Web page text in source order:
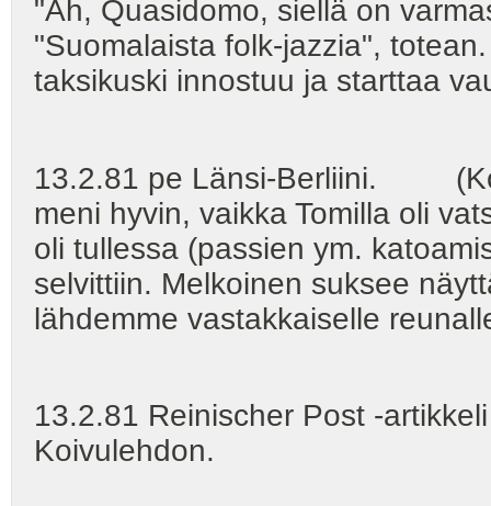
"Ah, Quasidomo, siellä on
"Suomalaista folk-jazzia",
taksikuski innostuu ja starttaa
13.2.81 pe Länsi-Berliini.
meni hyvin, vaikka Tomilla oli
oli tullessa (passien ym.
selvittiin. Melkoinen suksee
lähdemme vastakkaiselle
13.2.81 Reinischer Post -
Koivulehdon.